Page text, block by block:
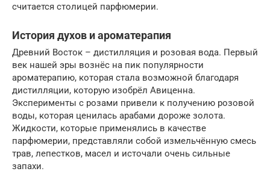
считается столицей парфюмерии.
История духов и ароматерапия
Древний Восток – дистилляция и розовая вода. Первый
век нашей эры вознёс на пик популярности
ароматерапию, которая стала возможной благодаря
дистилляции, которую изобрёл Авиценна.
Эксперименты с розами привели к получению розовой
воды, которая ценилась арабами дороже золота.
Жидкости, которые применялись в качестве
парфюмерии, представляли собой измельчённую смесь
трав, лепестков, масел и источали очень сильные
запахи.